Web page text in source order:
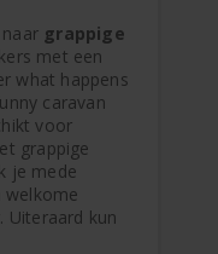
grappige
met een
what happens
caravan
voor
grappige
je mede
Uiteraard kun